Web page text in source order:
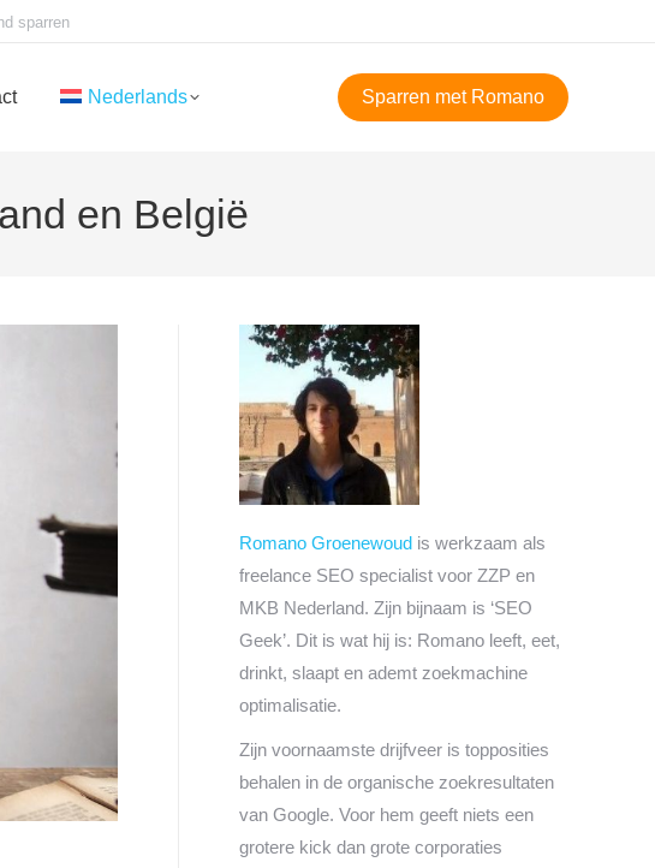
sparren
Nederlands Sparren met Romano
en België
Romano Groenewoud is werkzaam als
freelance SEO specialist voor ZZP en
MKB Nederland. Zijn bijnaam is ‘SEO
Geek’. Dit is wat hij is: Romano leeft, eet,
drinkt, slaapt en ademt zoekmachine
optimalisatie.
Zijn voornaamste drijfveer is topposities
behalen in de organische zoekresultaten
van Google. Voor hem geeft niets een
grotere kick dan grote corporaties